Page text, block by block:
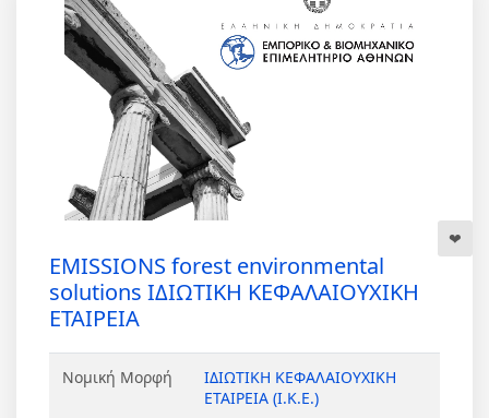
EMISSIONS forest environmental
solutions ΙΔΙΩΤΙΚΗ ΚΕΦΑΛΑΙΟΥΧΙΚΗ
ΕΤΑΙΡΕΙΑ
Νομική Μορφή
ΙΔΙΩΤΙΚΗ ΚΕΦΑΛΑΙΟΥΧΙΚΗ
ΕΤΑΙΡΕΙΑ (Ι.Κ.Ε.)